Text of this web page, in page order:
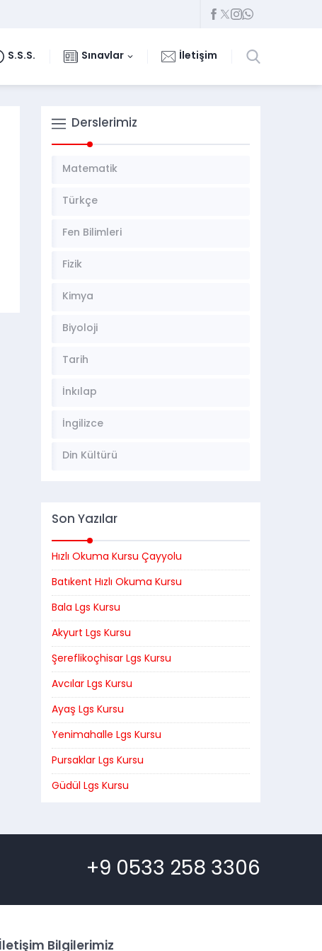
S.S.S. Sınavlar İletişim
Derslerimiz
Matematik
Türkçe
Fen Bilimleri
Fizik
Kimya
Biyoloji
Tarih
İnkılap
İngilizce
Din Kültürü
Son Yazılar
Hızlı Okuma Kursu Çayyolu
Batıkent Hızlı Okuma Kursu
Bala Lgs Kursu
Akyurt Lgs Kursu
Şereflikoçhisar Lgs Kursu
Avcılar Lgs Kursu
Ayaş Lgs Kursu
Yenimahalle Lgs Kursu
Pursaklar Lgs Kursu
Güdül Lgs Kursu
+9 0533 258 3306
İletişim Bilgilerimiz